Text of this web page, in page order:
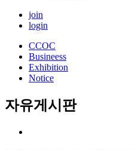
join
login
CCOC
Busineess
Exhibition
Notice
자유게시판